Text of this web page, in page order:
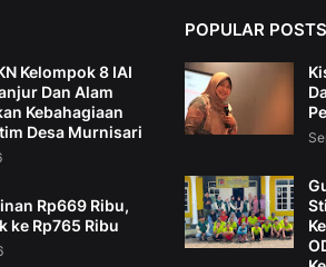
Kelompok 8 IAI
Dan Alam
Kebahagiaan
Desa Murnisari
Rp669 Ribu,
ke Rp765 Ribu
POPULAR POSTS